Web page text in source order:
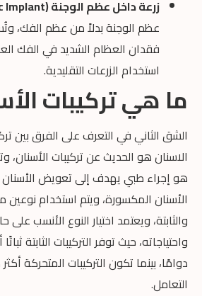
زرعة داخل عظم الوجنة (Zygomatic Implant):
عظم الوجنة بدلاً من عظم الفك،
فقدان العظام الشديد في الفك
استخدام الزرعات التقليدية.
ما هي تركيبات
الشق الثاني في التعرف على الفرق بين
الاسنان هو الحديث عن تركيبات الأسنان،
هو إجراء طبي يهدف إلى تعويض الأسنان
الأسنان المكسورة، ويتم استخدام نوعين
والثابتة، ويعتمد اختيار النوع الأنسب
واحتياجاته، حيث توفر التركيبات الثابتة
دوامًا، بينما تكون التركيبات المتحركة
التعامل.